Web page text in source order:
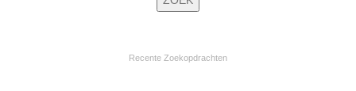
Recente Zoekopdrachten